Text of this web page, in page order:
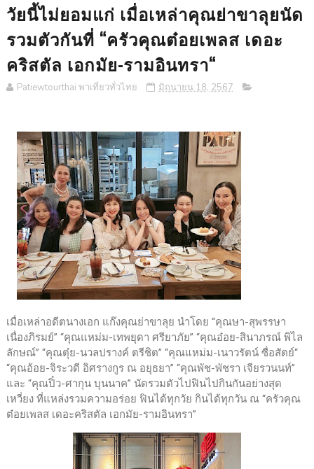
วัยนี้ไม่ยอมแก่ เมื่อเหล่าคุณย่าขาลุยนัด
รวมตัวกันที่ “ครัวคุณต๋อยเพลส เดอะ
คริสตัล เอกมัย-รามอินทรา“
Patiewtourthai พาเที่ยวทั่วไทย มิถุนายน 18, 2567
เมื่อเหล่าอดีตนางเอก แก๊งคุณย่าขาลุย นำโดย “คุณษา-สุพรรษา
เนื่องภิรมย์” “คุณแหม่ม-เทพยุดา ศรียาภัย” “คุณอ๋อย-สินาภรณ์ พิไล
ลักษณ์” “คุณตุ๋ย-นวลปรางค์ ตรีชิต” “คุณแหม่ม-เนาวรัตน์ ซื่อสัตย์“
“คุณอ้อย-จิระวดี อิศรางกูร ณ อยุธยา” “คุณพัช-พัชรา เจียรวนนท์”
และ “คุณปิ๋ว-ศากุน บุนนาค” นัดรวมตัวไปฟินไปกินกันอย่างสุด
เหวี่ยง ที่แหล่งรวมความอร่อย ฟินได้ทุกวัย กินได้ทุกวัน ณ “ครัวคุณ
ต๋อยเพลส เดอะคริสตัล เอกมัย-รามอินทรา”